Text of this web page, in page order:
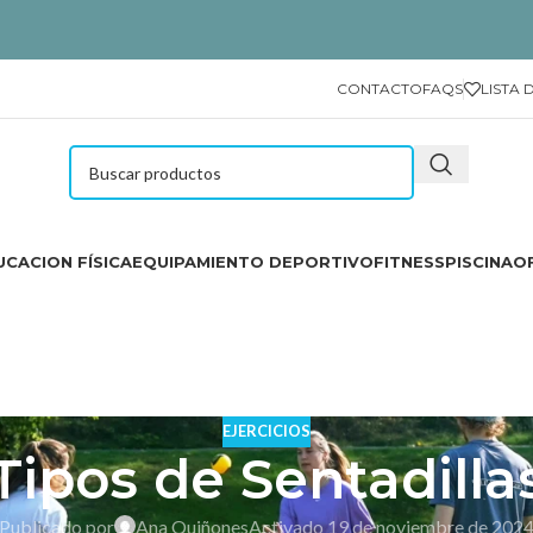
CONTACTOFAQS LISTA
FÍSICAEQUIPAMIENTO DEPORTIVOFITNESSPISCINA
EJERCICIOS
de
Publicado por Ana QuiñonesActivado 19 de noviembre de 2024